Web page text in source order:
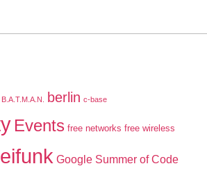
B.A.T.M.A.N. berlin c-base
Events free networks free wireless
Google Summer of Code